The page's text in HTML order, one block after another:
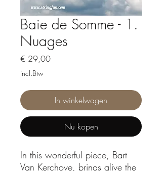
Baie de Somme - 1.
Nuages
€ 29,00Prijs
incl.Btw
In winkelwagen
Nu kopen
In this wonderful piece, Bart
Van Kerchove, brings alive the